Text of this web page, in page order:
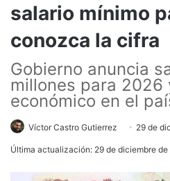
salario mínimo
conozca la cifra
Gobierno anuncia
millones para
económico en el
Víctor Castro Gutierrez 29 de
Última actualización: 29 de diciembre